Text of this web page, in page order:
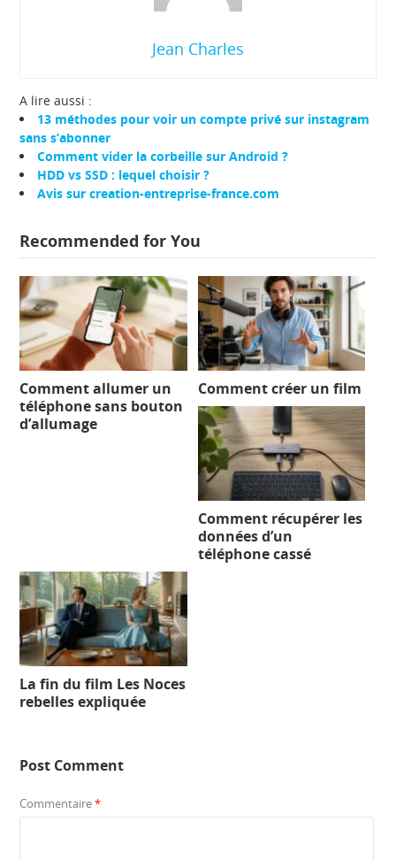
Jean Charles
A lire aussi :
13 méthodes pour voir un compte privé sur instagram
sans s’abonner
Comment vider la corbeille sur Android ?
HDD vs SSD : lequel choisir ?
Avis sur creation-entreprise-france.com
Recommended for You
Comment allumer un
téléphone sans bouton
d’allumage
Comment créer un film
Comment récupérer les
données d’un
téléphone cassé
La fin du film Les Noces
rebelles expliquée
Post Comment
Commentaire*